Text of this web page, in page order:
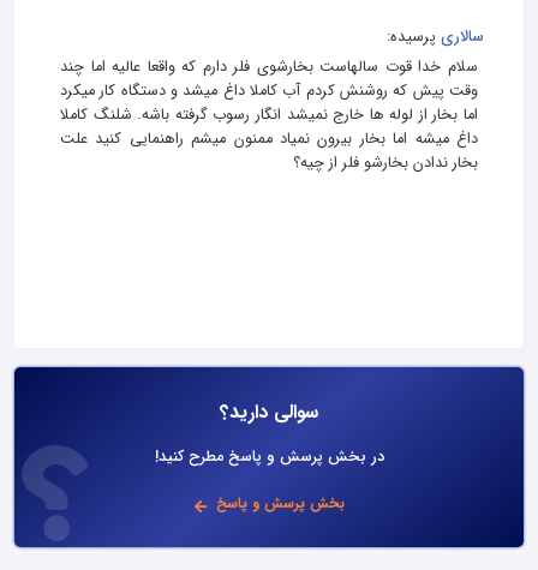
سالاری پرسیده:
سلام خدا قوت سالهاست بخارشوی فلر دارم که واقعا عالیه اما چند
وقت پیش که روشنش کردم آب کاملا داغ میشد و دستگاه کار میکرد
اما بخار از لوله ها خارج نمیشد انگار رسوب گرفته باشه. شلنگ کاملا
داغ میشه اما بخار بیرون نمیاد ممنون میشم راهنمایی کنید علت
بخار ندادن بخارشو فلر از چیه؟
سوالی دارید؟
در بخش پرسش و پاسخ مطرح کنید!
بخش پرسش و پاسخ